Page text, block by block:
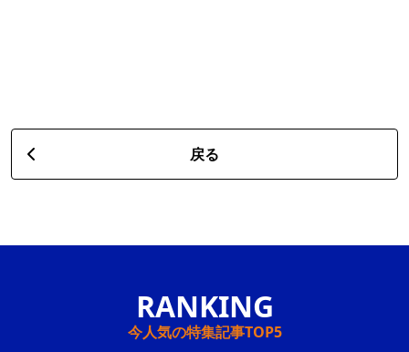
戻る
今人気の特集記事TOP5